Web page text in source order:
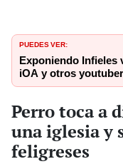
PUEDES VER:
Exponiendo Infieles
iOA y otros
Perro toca a
una iglesia y
feligreses